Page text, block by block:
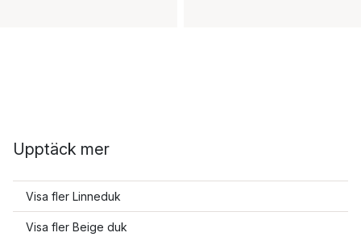
Upptäck mer
Visa fler Linneduk
Visa fler Beige duk